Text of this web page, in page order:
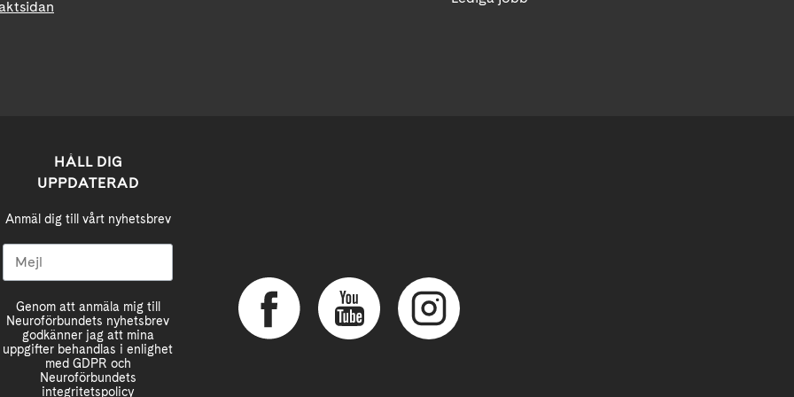
HÅLL DIG
UPPDATERAD
Anmäl dig till vårt nyhetsbrev
Genom att anmäla mig till
Neuroförbundets nyhetsbrev
godkänner jag att mina
uppgifter behandlas i enlighet
med GDPR och
Neuroförbundets
integritetspolicy